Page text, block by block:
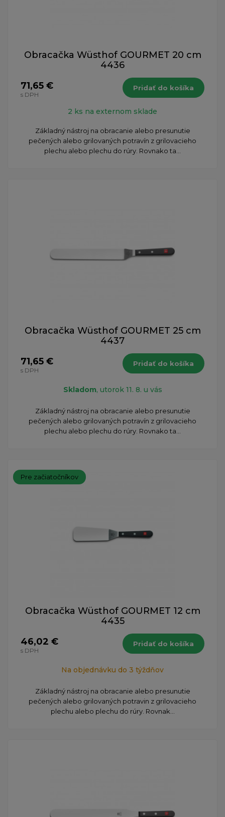
Obracačka Wüsthof GOURMET 20 cm
4436
71,65 €
s DPH
Pridať do košíka
2 ks na externom sklade
Základný nástroj na obracanie alebo presunutie
pečených alebo grilovaných potravín z grilovacieho
plechu alebo plechu do rúry. Rovnako ta...
Obracačka Wüsthof GOURMET 25 cm
4437
71,65 €
s DPH
Pridať do košíka
Skladom, utorok 11. 8. u vás
Základný nástroj na obracanie alebo presunutie
pečených alebo grilovaných potravín z grilovacieho
plechu alebo plechu do rúry. Rovnako ta...
Pre začiatočníkov
Obracačka Wüsthof GOURMET 12 cm
4435
46,02 €
s DPH
Pridať do košíka
Na objednávku do 3 týždňov
Základný nástroj na obracanie alebo presunutie
pečených alebo grilovaných potravin z grilovacieho
plechu alebo plechu do rúry. Rovnak...